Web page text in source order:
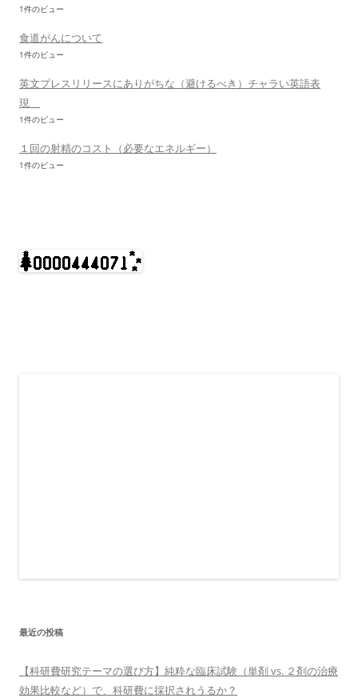
1件のビュー
食道がんについて
1件のビュー
英文プレスリリースにありがちな（避けるべき）チャラい英語表
現
1件のビュー
１回の射精のコスト（必要なエネルギー）
1件のビュー
最近の投稿
【科研費研究テーマの選び方】純粋な臨床試験（単剤 vs. ２剤の治療
効果比較など）で、科研費に採択されうるか？